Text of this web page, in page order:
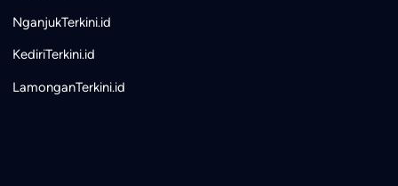
NganjukTerkini.id
KediriTerkini.id
LamonganTerkini.id